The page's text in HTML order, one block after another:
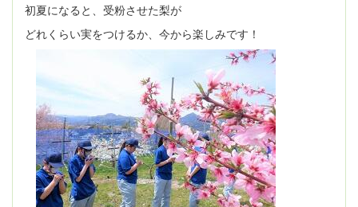
初夏になると、受粉させた梨が
どれくらい実をつけるか、今から楽しみです！